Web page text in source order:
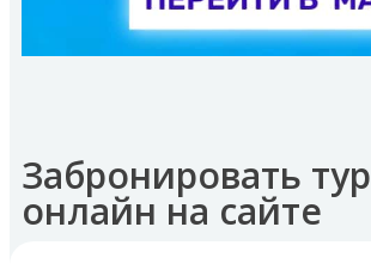
Забронировать тур
онлайн на сайте